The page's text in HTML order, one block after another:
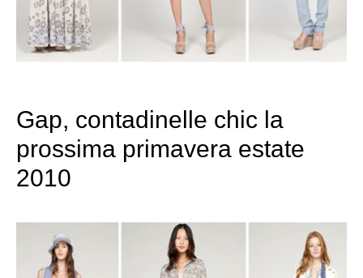
Gap, contadinelle chic la
prossima primavera estate
2010